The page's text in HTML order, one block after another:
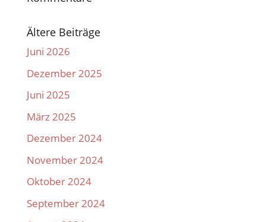
Ältere Beiträge
Juni 2026
Dezember 2025
Juni 2025
März 2025
Dezember 2024
November 2024
Oktober 2024
September 2024